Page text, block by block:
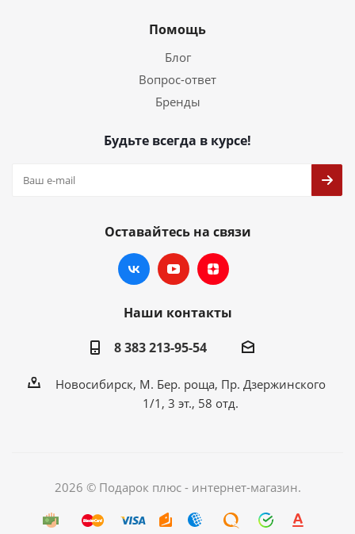
Помощь
Блог
Вопрос-ответ
Бренды
Будьте всегда в курсе!
Оставайтесь на связи
Наши контакты
8 383 213-95-54
Новосибирск, М. Бер. роща, Пр. Дзержинского
1/1, 3 эт., 58 отд.
2026 © Подарок плюс - интернет-магазин.